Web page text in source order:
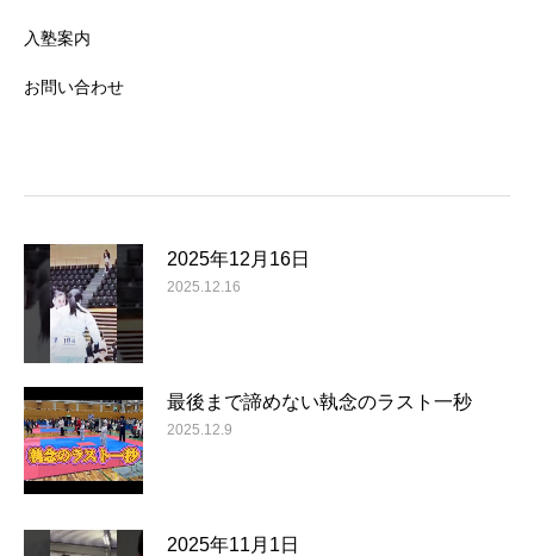
入塾案内
お問い合わせ
2025年12月16日
2025.12.16
最後まで諦めない執念のラスト一秒
2025.12.9
2025年11月1日